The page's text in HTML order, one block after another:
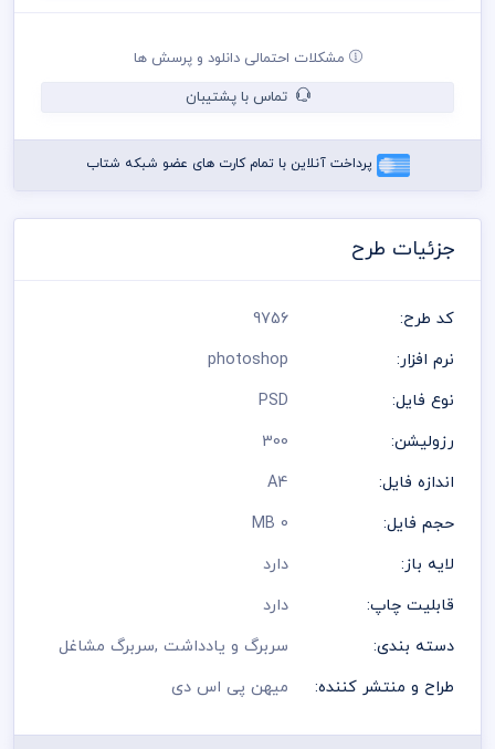
مشکلات احتمالی دانلود و پرسش ها
تماس با پشتیبان
پرداخت آنلاین با تمام کارت های عضو شبکه شتاب
جزئیات طرح
کد طرح:
9756
نرم افزار:
photoshop
نوع فایل:
PSD
رزولیشن:
300
اندازه فایل:
A4
حجم فایل:
0 MB
لایه باز:
دارد
قابلیت چاپ:
دارد
دسته بندی:
سربرگ و یادداشت,سربرگ مشاغل
طراح و منتشر کننده:
میهن پی اس دی
پنتت رنگی . مد رنگی و کیفیت مناسب عکس و وکتور به عهده خریدار
در طراحی سربرگ از لوگو و نشان های تجاری نمادین استفاده شده
رعایت کلیه قوانین موجود در سایت به عهده خریدار می باشد